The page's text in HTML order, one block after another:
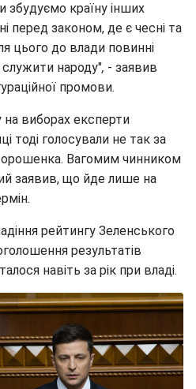
збудуємо країну інших
перед законом, де є чесні та
цього до влади повинні
народу", - заявив
промови.
на виборах експерти
тоді голосували не так за
Вагомим чинником
заявив, що йде лише на
рейтингу Зеленського
результатів
навіть за рік при владі.